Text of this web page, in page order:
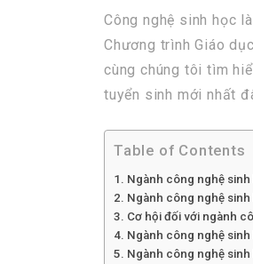
Công nghệ sinh học
Chương trình Giáo
cùng chúng tôi tìm
tuyển sinh mới nhất
Table of Contents
Ngành công nghệ sinh
Ngành công nghệ
Cơ hội đối với ngành
Ngành công nghệ sinh
Ngành công nghệ